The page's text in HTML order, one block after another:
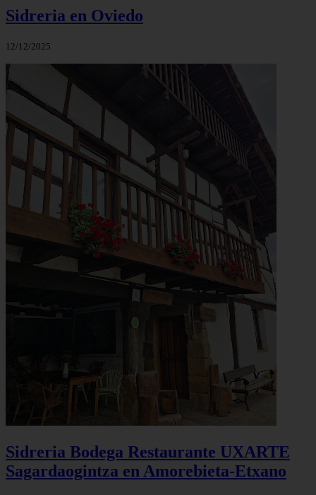
Sidreria en Oviedo
12/12/2025
Sidreria Bodega Restaurante UXARTE
Sagardaogintza en Amorebieta-Etxano